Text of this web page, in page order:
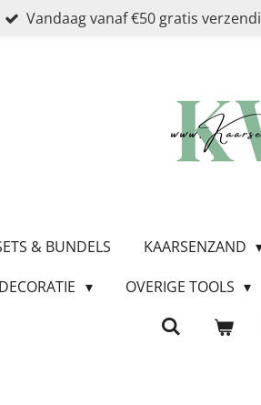
Vandaag vanaf €50 gratis
& BUNDELS KAARSENZAND
DECORATIE OVERIGE TOOLS